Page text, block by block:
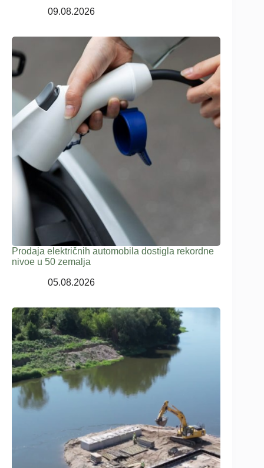
09.08.2026
Prodaja električnih automobila dostigla rekordne
nivoe u 50 zemalja
05.08.2026